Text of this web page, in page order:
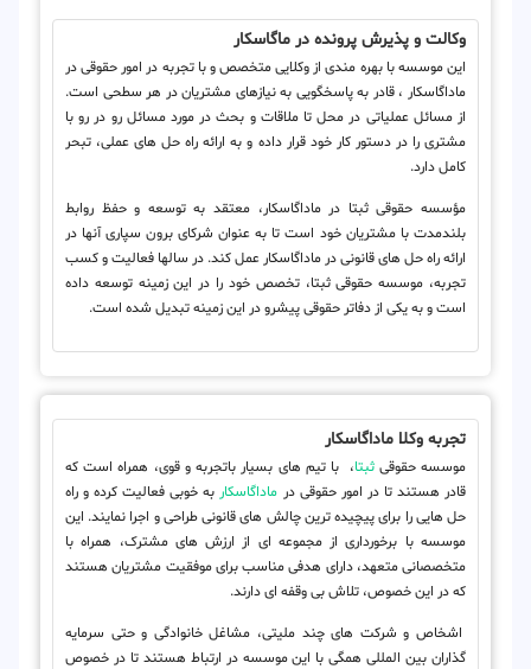
وکالت و پذیرش پرونده در ماگاسکار
این موسسه با بهره مندی از وکلایی متخصص و با تجربه در امور حقوقی در
ماداگاسکار ، قادر به پاسخگویی به نیازهای مشتریان در هر سطحی است.
از مسائل عملیاتی در محل تا ملاقات و بحث در مورد مسائل رو در رو با
مشتری را در دستور کار خود قرار داده و به ارائه راه حل های عملی، تبحر
کامل دارد.
مؤسسه حقوقی ثبتا در ماداگاسکار، معتقد به توسعه و حفظ روابط
بلندمدت با مشتریان خود است تا به عنوان شرکای برون سپاری آنها در
ارائه راه حل های قانونی در ماداگاسکار عمل کند. در سالها فعالیت و کسب
تجربه، موسسه حقوقی ثبتا، تخصص خود را در این زمینه توسعه داده
است و به یکی از دفاتر حقوقی پیشرو در این زمینه تبدیل شده است.
تجربه وکلا ماداگاسکار
موسسه حقوقیثبتا، با تیم های بسیار باتجربه و قوی، همراه است که
قادر هستند تا در امور حقوقی در ماداگاسکار به خوبی فعالیت کرده و راه
حل هایی را برای پیچیده ترین چالش های قانونی طراحی و اجرا نمایند. این
موسسه با برخورداری از مجموعه ای از ارزش های مشترک، همراه با
متخصصانی متعهد، دارای هدفی مناسب برای موفقیت مشتریان هستند
که در این خصوص، تلاش بی وقفه ای دارند.
اشخاص و شرکت های چند ملیتی، مشاغل خانوادگی و حتی سرمایه
گذاران بین المللی همگی با این موسسه در ارتباط هستند تا در خصوص